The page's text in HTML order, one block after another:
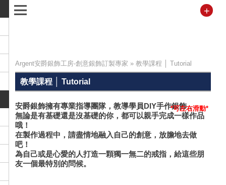
+
Argent安爵銀飾工房-創意銀飾訂製專家 »教學課程 │ Tutorial
教學課程 │ Tutorial
作銀飾體驗課程
安爵銀飾擁有專業指導團隊，教導學員DIY手作銀飾，
無論是有基礎還是沒基礎的你，都可以親手完成一樣作品
哦！
在製作過程中，請盡情地融入自己的創意，放膽地去做
吧！
為自己或是心愛的人打造一顆獨一無二的戒指，給這些朋
友一個最特別的問候。